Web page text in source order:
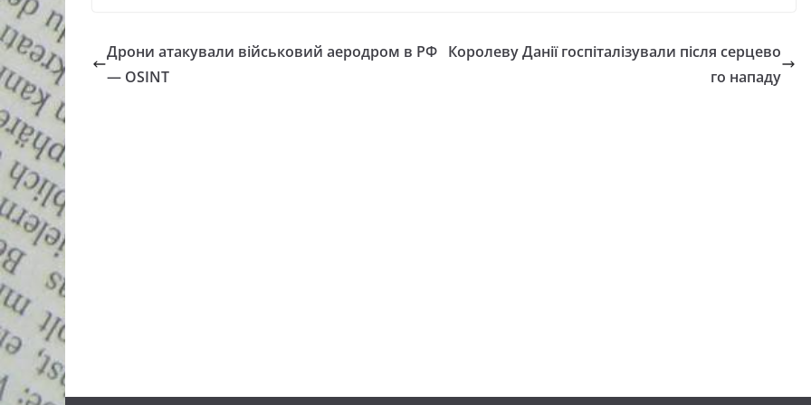
Дрони атакували військовий аеродром в РФ
— OSINT
Королеву Данії госпіталізували після серцево
го нападу